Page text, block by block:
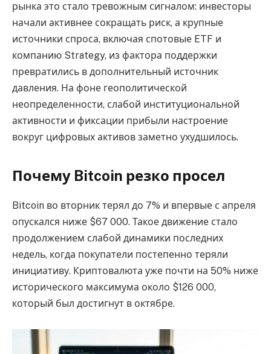
рынка это стало тревожным сигналом: инвесторы
начали активнее сокращать риск, а крупные
источники спроса, включая спотовые ETF и
компанию Strategy, из фактора поддержки
превратились в дополнительный источник
давления. На фоне геополитической
неопределенности, слабой институциональной
активности и фиксации прибыли настроение
вокруг цифровых активов заметно ухудшилось.
Почему Bitcoin резко просел
Bitcoin во вторник терял до 7% и впервые с апреля
опускался ниже $67 000. Такое движение стало
продолжением слабой динамики последних
недель, когда покупатели постепенно теряли
инициативу. Криптовалюта уже почти на 50% ниже
исторического максимума около $126 000,
который был достигнут в октябре.